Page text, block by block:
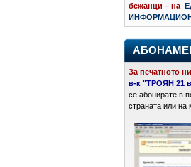
бежанци – на
За печатното
в-к "ТРОЯН 21
се абонирате в
страната или на